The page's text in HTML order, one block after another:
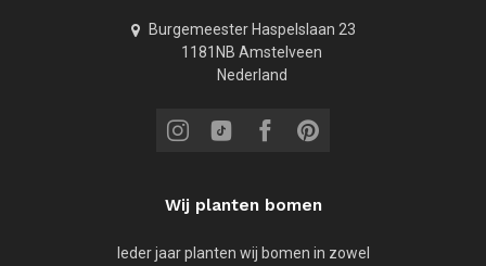
Burgemeester Haspelslaan 23
1181NB Amstelveen
Nederland
Wij planten bomen
Ieder jaar planten wij bomen in zowel